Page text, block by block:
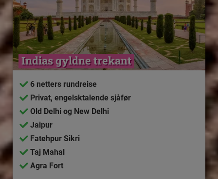
Indias gyldne trekant
6 netters rundreise
Privat, engelsktalende sjåfør
Old Delhi og New Delhi
Jaipur
Fatehpur Sikri
Taj Mahal
Agra Fort